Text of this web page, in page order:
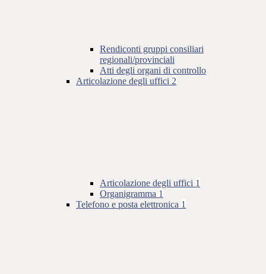
Rendiconti gruppi consiliari
regionali/provinciali
Atti degli organi di controllo
Articolazione degli uffici 2
Articolazione degli uffici 1
Organigramma 1
Telefono e posta elettronica 1